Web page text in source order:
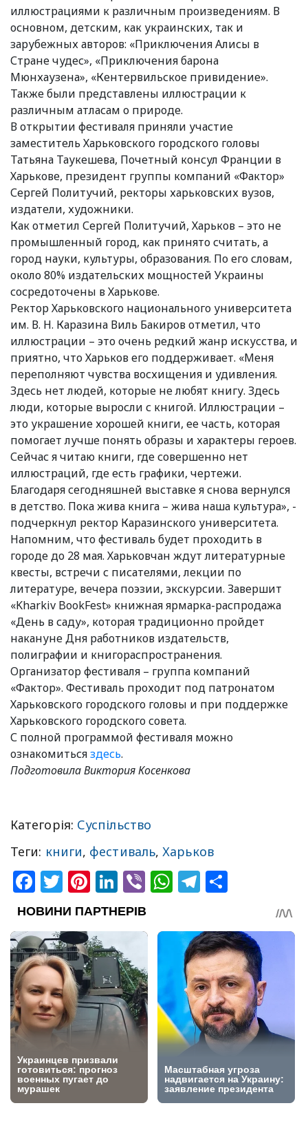
иллюстрациями к различным произведениям. В
основном, детским, как украинских, так и
зарубежных авторов: «Приключения Алисы в
Стране чудес», «Приключения барона
Мюнхаузена», «Кентервильское привидение».
Также были представлены иллюстрации к
различным атласам о природе.
В открытии фестиваля приняли участие
заместитель Харьковского городского головы
Татьяна Таукешева, Почетный консул Франции в
Харькове, президент группы компаний «Фактор»
Сергей Политучий, ректоры харьковских вузов,
издатели, художники.
Как отметил Сергей Политучий, Харьков – это не
промышленный город, как принято считать, а
город науки, культуры, образования. По его словам,
около 80% издательских мощностей Украины
сосредоточены в Харькове.
Ректор Харьковского национального университета
им. В. Н. Каразина Виль Бакиров отметил, что
иллюстрации – это очень редкий жанр искусства, и
приятно, что Харьков его поддерживает. «Меня
переполняют чувства восхищения и удивления.
Здесь нет людей, которые не любят книгу. Здесь
люди, которые выросли с книгой. Иллюстрации –
это украшение хорошей книги, ее часть, которая
помогает лучше понять образы и характеры героев.
Сейчас я читаю книги, где совершенно нет
иллюстраций, где есть графики, чертежи.
Благодаря сегодняшней выставке я снова вернулся
в детство. Пока жива книга – жива наша культура», -
подчеркнул ректор Каразинского университета.
Напомним, что фестиваль будет проходить в
городе до 28 мая. Харьковчан ждут литературные
квесты, встречи с писателями, лекции по
литературе, вечера поэзии, экскурсии. Завершит
«Kharkiv BookFest» книжная ярмарка-распродажа
«День в саду», которая традиционно пройдет
накануне Дня работников издательств,
полиграфии и книгораспространения.
Организатор фестиваля – группа компаний
«Фактор». Фестиваль проходит под патронатом
Харьковского городского головы и при поддержке
Харьковского городского совета.
С полной программой фестиваля можно
ознакомитьсяздесь.
Подготовила Виктория Косенкова
Категорія: Суспільство
Теги: книги, фестиваль,Харьков
Facebook
Twitter
Pinterest
LinkedIn
ViberWhatsApp
Telegram